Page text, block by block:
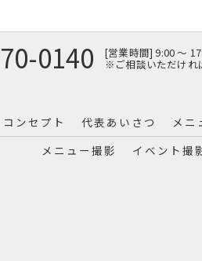
0140 [営業時間] 9:00 〜
※ご相談いただけれ
コンセプト 代表あいさつ メニ
メニュー撮影
イベント撮